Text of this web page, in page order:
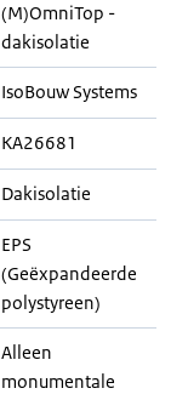
(M)OmniTop -
dakisolatie
IsoBouw Systems
KA26681
Dakisolatie
EPS
(Geëxpandeerde
polystyreen)
Alleen
monumentale